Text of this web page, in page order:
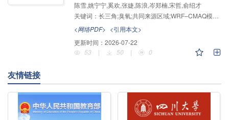
计算方法，精准识别了长三角O3污染共同来源区域，
提出了精细到网格的差异化管控方法，为区域性臭氧污
染应急管控策略制定提供了新方案。
陈雪,姚宁宁,奚欢,张婕,陈浪,岑郑楠,宋哲,俞绍才
关键词： 长三角;臭氧;共同来源区域;WRF‒CMAQ模型;ISAM
<网络PDF> <引用本文>
更新时间： 2026-07-22
53
| 50 | 0
友情链接